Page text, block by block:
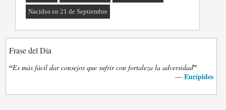
Nacidos en 21 de Septiembre
Frase del Día
“Es más fácil dar consejos que sufrir con fortaleza la adversidad”
— Eurípides